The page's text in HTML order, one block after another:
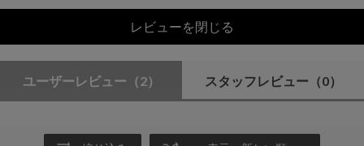
レビューを閉じる
ユーザーレビュー （2） スタッフレビュー （0）